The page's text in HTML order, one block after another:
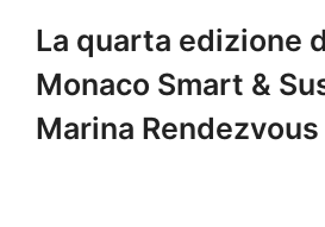
La quarta edizione
Monaco Smart &
Marina Rendezvous